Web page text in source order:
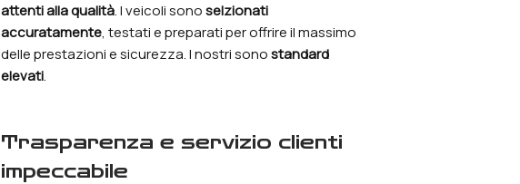
attenti alla qualità. I veicoli sonoselzionati
accuratamente, testati e preparati per offrire il massimo
delle prestazioni e sicurezza. I nostri sonostandard
elevati.
trasparenza e servizio clienti
impeccabile